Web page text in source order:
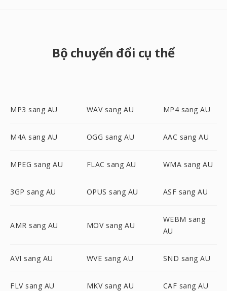
Bộ chuyển đổi cụ thể
MP3 sang AU WAV sang AU MP4 sang AU
M4A sang AU OGG sang AU AAC sang AU
MPEG sang AU FLAC sang AU WMA sang AU
3GP sang AU OPUS sang AU ASF sang AU
AMR sang AU MOV sang AU
WEBM sang
AU
AVI sang AU WVE sang AU SND sang AU
FLV sang AU MKV sang AU CAF sang AU